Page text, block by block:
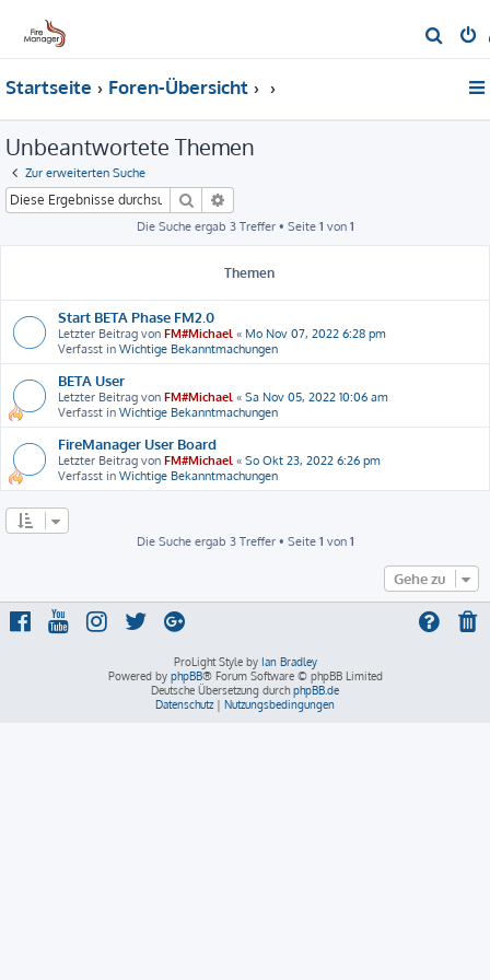
u
Startseite Foren-Übersicht
Unbeantwortete Themen
Zur erweiterten Suche
Suche
Die Suche ergab 3 Treffer • Seite 1 von 1
Themen
Start BETA Phase FM2.0
Letzter Beitrag von FM#Michael « Mo Nov 07, 2022 6:28 pm
Verfasst in Wichtige Bekanntmachungen
BETA User
Letzter Beitrag von FM#Michael « Sa Nov 05, 2022 10:06 am
Verfasst in Wichtige Bekanntmachungen
FireManager User Board
Letzter Beitrag von FM#Michael « So Okt 23, 2022 6:26 pm
Verfasst in Wichtige Bekanntmachungen
Die Suche ergab 3 Treffer • Seite 1 von 1
Gehe zu
ProLight Style by Ian Bradley
Powered by phpBB® Forum Software © phpBB Limited
Deutsche Übersetzung durch phpBB.de
Datenschutz | Nutzungsbedingungen